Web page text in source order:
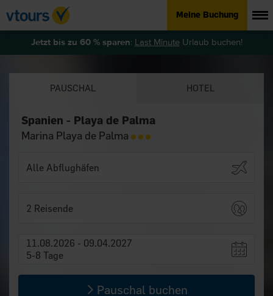
Meine Buchung
Jetzt bis zu 60 % sparen: Last MinuteUrlaub buchen!
PAUSCHAL HOTEL
Spanien - Playa de Palma
Marina Playa de Palma
2 Reisende
11.08.2026 - 09.04.2027
5-8 Tage
Pauschal buchen